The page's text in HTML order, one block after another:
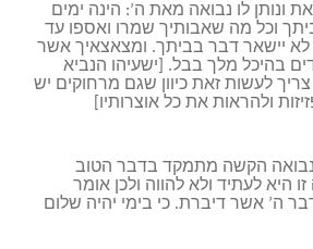
ונותן לו נבואה מאת ה’: הינה ימים
וכל מה שאבותיך שמרו ואספו עד
לא יישאר דבר בביתך. ומצאצאיך אשר
בהיכל מלך בבל. [ישעיהו הנביא
לעשות זאת כיוון שגם מרחוקים יש
הקשה מתמקד בדבר הטוב
היא לעתיד ולא להווה ולכן אומר
ה’ אשר דיברת. כי בימי יהיה שלום